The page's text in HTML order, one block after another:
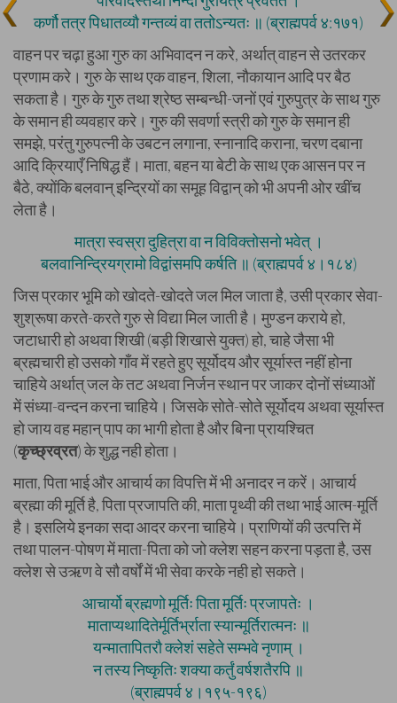
कर्णौ तत्र पिधातव्यौ गन्तव्यं वा ततोऽन्यतः ॥ (ब्राह्मपर्व ४:१७१)
वाहन पर चढ़ा हुआ गुरु का अभिवादन न करे, अर्थात् वाहन से उतरकर
प्रणाम करे। गुरु के साथ एक वाहन, शिला, नौकायान आदि पर बैठ
सकता है। गुरु के गुरु तथा श्रेष्ठ सम्बन्धी-जनों एवं गुरुपुत्र के साथ गुरु
के समान ही व्यवहार करे। गुरु की सवर्णा स्त्री को गुरु के समान ही
समझे, परंतु गुरुपत्नी के उबटन लगाना, स्नानादि कराना, चरण दबाना
आदि क्रियाएँ निषिद्ध हैं। माता, बहन या बेटी के साथ एक आसन पर न
बैठे, क्योंकि बलवान् इन्द्रियों का समूह विद्वान् को भी अपनी ओर खींच
लेता है।
मात्रा स्वस्रा दुहित्रा वा न विविक्तोसनो भवेत् ।
बलवानिन्द्रियग्रामो विद्वांसमपि कर्षति ॥ (ब्राह्मपर्व ४।१८४)
जिस प्रकार भूमि को खोदते-खोदते जल मिल जाता है, उसी प्रकार सेवा-
शुश्रूषा करते-करते गुरु से विद्या मिल जाती है। मुण्डन कराये हो,
जटाधारी हो अथवा शिखी (बड़ी शिखासे युक्त) हो, चाहे जैसा भी
ब्रह्मचारी हो उसको गाँव में रहते हुए सूर्योदय और सूर्यास्त नहीं होना
चाहिये अर्थात् जल के तट अथवा निर्जन स्थान पर जाकर दोनों संध्याओं
में संध्या-वन्दन करना चाहिये। जिसके सोते-सोते सूर्योदय अथवा सूर्यास्त
हो जाय वह महान् पाप का भागी होता है और बिना प्रायश्चित
(कृच्छ्रव्रत) के शुद्ध नही होता।
माता, पिता भाई और आचार्य का विपत्ति में भी अनादर न करें। आचार्य
ब्रह्मा की मूर्ति है, पिता प्रजापति की, माता पृथ्वी की तथा भाई आत्म-मूर्ति
है। इसलिये इनका सदा आदर करना चाहिये। प्राणियों की उत्पत्ति में
तथा पालन-पोषण में माता-पिता को जो क्लेश सहन करना पड़ता है, उस
क्लेश से उऋण वे सौ वर्षों में भी सेवा करके नही हो सकते।
आचार्यो ब्रह्मणो मूर्तिः पिता मूर्तिः प्रजापतेः ।
माताप्यथादितेर्मूर्तिर्भ्राता स्यान्मूर्तिरात्मनः ॥
यन्मातापितरौ क्लेशं सहेते सम्भवे नृणाम् ।
न तस्य निष्कृतिः शक्या कर्तुं वर्षशतैरपि ॥
(ब्राह्मपर्व ४।१९५-१९६)